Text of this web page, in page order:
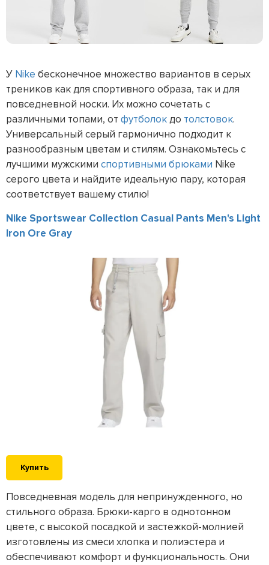
У Nike бесконечное множество вариантов в серых
треников как для спортивного образа, так и для
повседневной носки. Их можно сочетать с
различными топами, от футболокдо толстовок.
Универсальный серый гармонично подходит к
разнообразным цветам и стилям. Ознакомьтесь с
лучшими мужскими спортивными брюками Nike
серого цвета и найдите идеальную пару, которая
соответствует вашему стилю!
Nike Sportswear Collection Casual Pants Men's Light
Iron Ore Gray
Купить
Повседневная модель для непринужденного, но
стильного образа. Брюки-карго в однотонном
цвете, с высокой посадкой и застежкой-молнией
изготовлены из смеси хлопка и полиэстера и
обеспечивают комфорт и функциональность. Они